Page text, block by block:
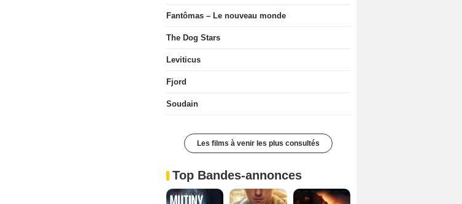
Fantômas – Le nouveau monde
The Dog Stars
Leviticus
Fjord
Soudain
Les films à venir les plus consultés
Top Bandes-annonces
Mutiny Bande-annonce VO STFR Spider-Man: Brand New Day Bande-annonce VO STFR